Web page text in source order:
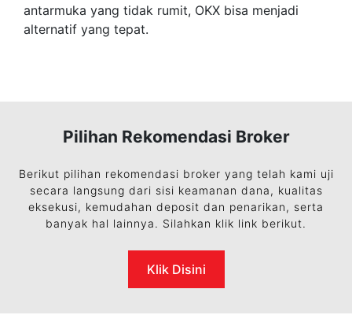
antarmuka yang tidak rumit, OKX bisa menjadi
alternatif yang tepat.
Pilihan Rekomendasi Broker
Berikut pilihan rekomendasi broker yang telah kami uji
secara langsung dari sisi keamanan dana, kualitas
eksekusi, kemudahan deposit dan penarikan, serta
banyak hal lainnya. Silahkan klik link berikut.
Klik Disini